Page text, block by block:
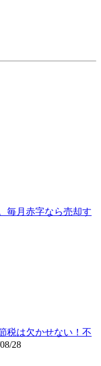
毎月赤字なら売却す
税は欠かせない！不
28